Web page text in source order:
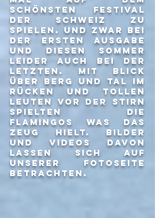
schönsten festival
der schweiz zu
spielen. und zwar bei
der ersten ausgabe
und diesen sommer
leider auch bei der
letzten. mit blick
über berg und tal im
rücken und tollen
leuten vor der stirn
spielten die
flamingos was das
zeug hielt. bilder
und videos davon
lassen sich auf
unserer fotoseite
betrachten.